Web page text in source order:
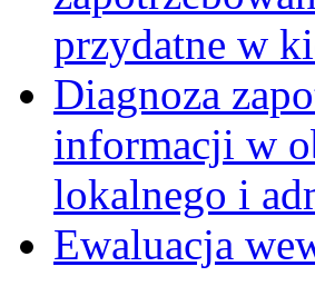
przydatne w
Diagnoza
informacji w
lokalnego i
Ewaluacja